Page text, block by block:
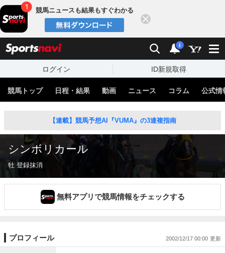
競馬ニュースも結果もすぐわかる
検索 通知
i
ログイン ID新規取得
競馬トップ 日程・結果 動画 ニュース コラム 公式情
【連載】競馬予想AI『VUMA』の3連複指南
シンボリカール
牡 登録抹消
無料アプリで競馬情報をチェックする
プロフィール 2002/12/17 00:00